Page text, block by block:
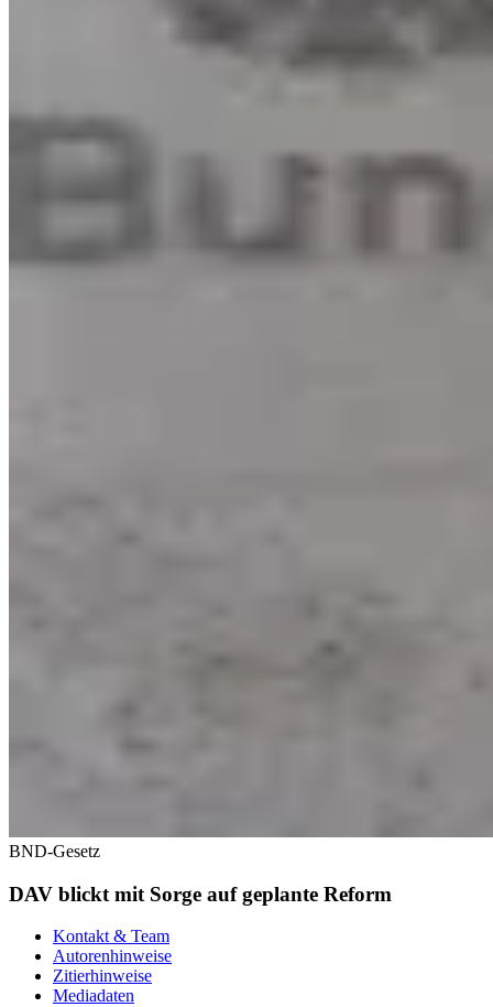
BND-Gesetz
DAV blickt mit Sorge auf geplante Reform
Kontakt & Team
Autorenhinweise
Zitierhinweise
Mediadaten